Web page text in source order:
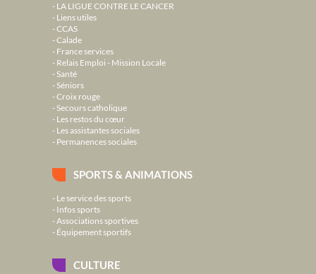
LA LIGUE CONTRE LE CANCER
Liens utiles
CCAS
Calade
France services
Relais Emploi - Mission Locale
Santé
Séniors
Croix rouge
Secours catholique
Les restos du cœur
Les assistantes sociales
Permanences sociales
SPORTS & ANIMATIONS
Le service des sports
Infos sports
Associations sportives
Équipement sportifs
CULTURE